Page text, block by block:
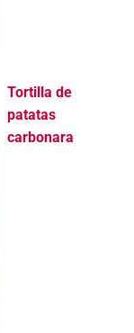
Tortilla de
patatas
carbonara